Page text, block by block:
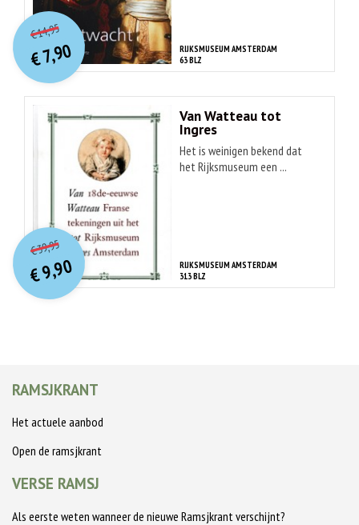
RIJKSMUSEUM AMSTERDAM
63 BLZ
€14,95O
orspr
onkelijke
prijs
was:
€ 14,95.
€7,90
Huidige
prijs
is:
€ 7,90.
Van Watteau tot
Ingres
Het is weinigen bekend dat
het Rijksmuseum een ...
RIJKSMUSEUM AMSTERDAM
313 BLZ
€39,95O
orspr
onkelijke
prijs
was:
€ 39,95.
€9,90
Huidige
prijs
is:
€ 9,90.
RAMSJKRANT
Het actuele aanbod
Open de ramsjkrant
VERSE RAMSJ
Als eerste weten wanneer de nieuwe Ramsjkrant verschijnt?